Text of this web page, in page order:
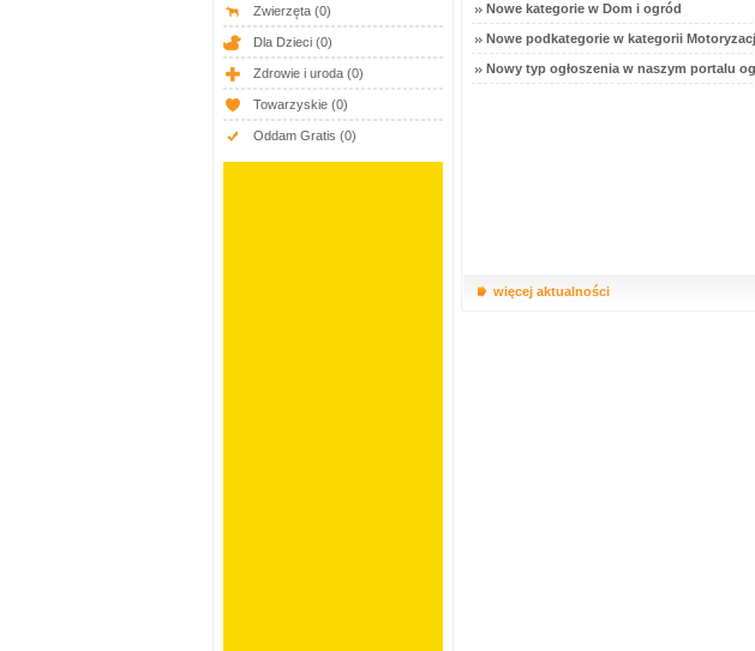
Zwierzęta (0)
Dla Dzieci (0)
Zdrowie i uroda (0)
Towarzyskie (0)
Oddam Gratis (0)
Nowe kategorie w Dom i ogród
Nowe podkategorie w kategorii
Nowy typ ogłoszenia w naszym portalu
więcej aktualności